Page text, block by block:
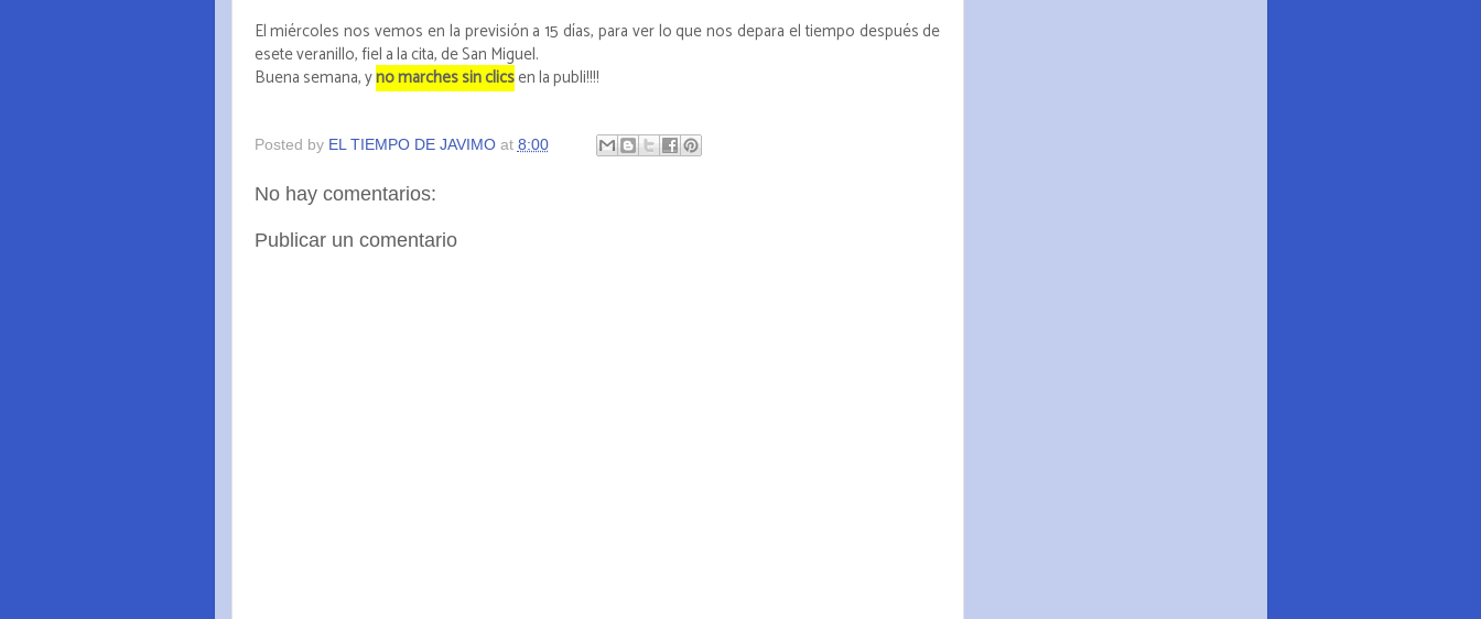
El miércoles nos vemos en la previsión a 15 días, para ver lo que nos depara el tiempo después de
esete veranillo, fiel a la cita, de San Miguel.
Buena semana, yno marches sin clicsen la publi!!!!
Posted by EL TIEMPO DE JAVIMO at 8:00
No hay comentarios:
Publicar un comentario